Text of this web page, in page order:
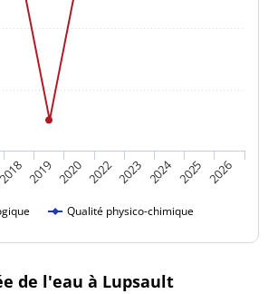
Qualité physico-chimique
2018 2019 2020 2022 2023 2024 2025 2026
de l'eau à Lupsault